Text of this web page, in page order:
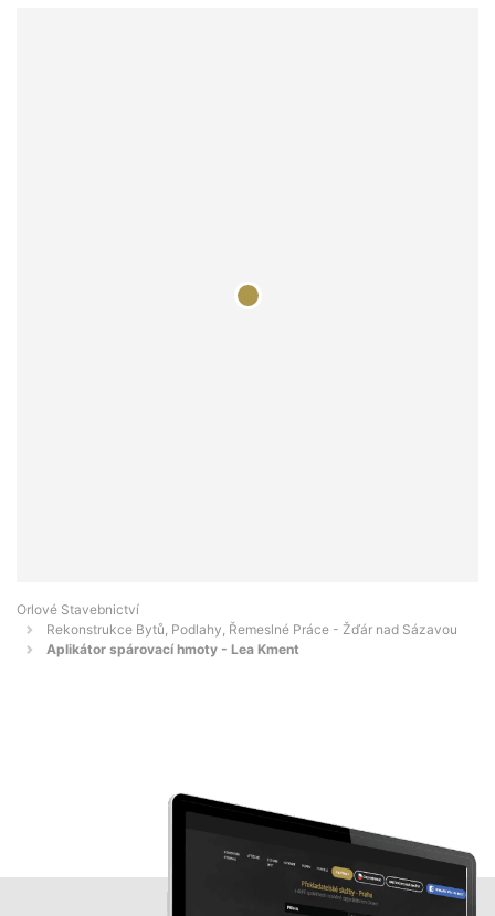
Orlové Stavebnictví
Rekonstrukce Bytů, Podlahy, Řemeslné Práce - Žďár nad Sázavou
Aplikátor spárovací hmoty - Lea Kment